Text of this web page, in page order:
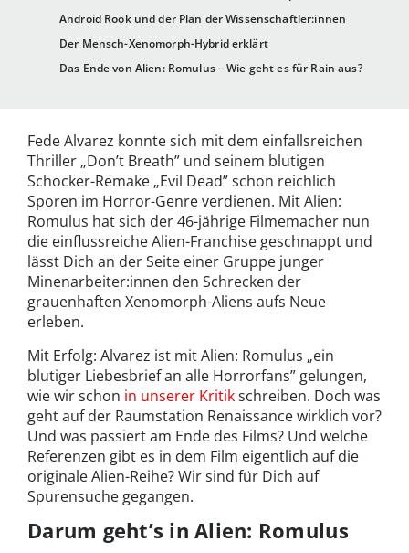
Android Rook und der Plan der Wissenschaftler:innen
Der Mensch-Xenomorph-Hybrid erklärt
Das Ende von Alien: Romulus – Wie geht es für Rain aus?
Fede Alvarez konnte sich mit dem einfallsreichen
Thriller „Don’t Breath” und seinem blutigen
Schocker-Remake „Evil Dead” schon reichlich
Sporen im Horror-Genre verdienen. Mit Alien:
Romulus hat sich der 46-jährige Filmemacher nun
die einflussreiche Alien-Franchise geschnappt und
lässt Dich an der Seite einer Gruppe junger
Minenarbeiter:innen den Schrecken der
grauenhaften Xenomorph-Aliens aufs Neue
erleben.
Mit Erfolg: Alvarez ist mit Alien: Romulus „ein
blutiger Liebesbrief an alle Horrorfans” gelungen,
wie wir schon in unserer Kritikschreiben. Doch was
geht auf der Raumstation Renaissance wirklich vor?
Und was passiert am Ende des Films? Und welche
Referenzen gibt es in dem Film eigentlich auf die
originale Alien-Reihe? Wir sind für Dich auf
Spurensuche gegangen.
Darum geht’s in Alien: Romulus